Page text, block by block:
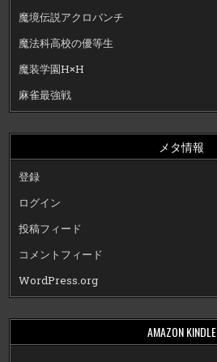
魔境伝説アクロバンチ
魔法科高校の優等生
魔装学園H×H
麻雀最強戦
メタ情報
登録
ログイン
投稿フィード
コメントフィード
WordPress.org
AMAZON KINDLE